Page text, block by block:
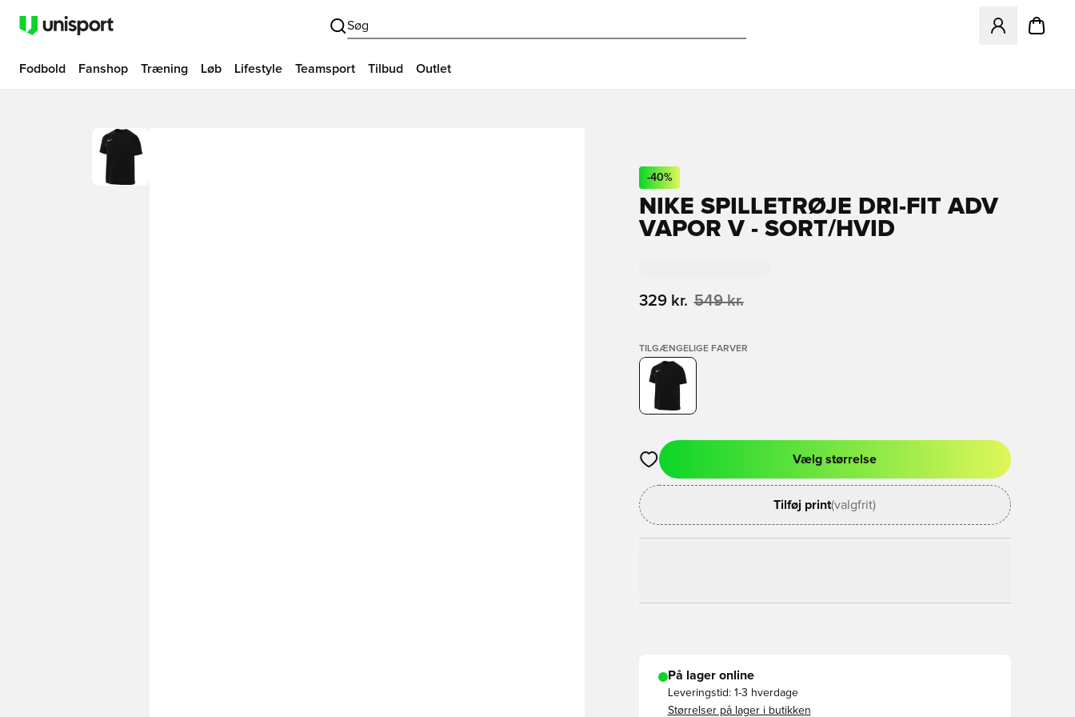
Søg
Åbner en
Fodbold Fanshop Træning Løb Lifestyle Teamsport Tilbud Outlet
-40%
NIKE SPILLETRØJE DRI-FIT ADV
VAPOR V - SORT/HVID
329 kr. 549 kr.
TILGÆNGELIGE FARVER
Åbner en Modal til at logge ind eller tilmelde dig som medlem
Vælg størrelse
Tilføj print(valgfrit)
På lager online
Leveringstid: 1-3 hverdage
Størrelser på lager i butikken